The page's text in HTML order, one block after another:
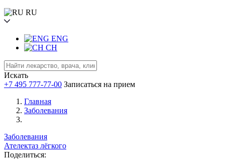
RU
ENG
CH
Искать
+7 495 777-77-00 Записаться на прием
Главная
Заболевания
Заболевания
Ателектаз лёгкого
Поделиться: